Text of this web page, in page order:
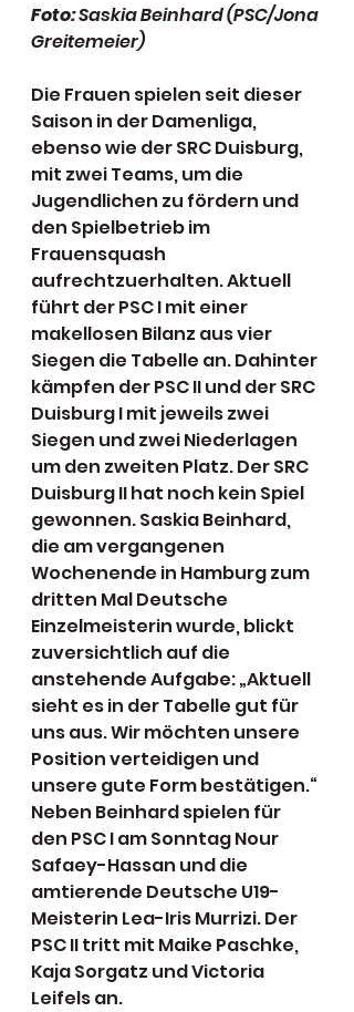
Foto: Saskia Beinhard (PSC/Jona
Greitemeier)
Die Frauen spielen seit dieser
Saison in der Damenliga,
ebenso wie der SRC Duisburg,
mit zwei Teams, um die
Jugendlichen zu fördern und
den Spielbetrieb im
Frauensquash
aufrechtzuerhalten. Aktuell
führt der PSC I mit einer
makellosen Bilanz aus vier
Siegen die Tabelle an. Dahinter
kämpfen der PSC II und der SRC
Duisburg I mit jeweils zwei
Siegen und zwei Niederlagen
um den zweiten Platz. Der SRC
Duisburg II hat noch kein Spiel
gewonnen. Saskia Beinhard,
die am vergangenen
Wochenende in Hamburg zum
dritten Mal Deutsche
Einzelmeisterin wurde, blickt
zuversichtlich auf die
anstehende Aufgabe: „Aktuell
sieht es in der Tabelle gut für
uns aus. Wir möchten unsere
Position verteidigen und
unsere gute Form bestätigen.“
Neben Beinhard spielen für
den PSC I am Sonntag Nour
Safaey-Hassan und die
amtierende Deutsche U19-
Meisterin Lea-Iris Murrizi. Der
PSC II tritt mit Maike Paschke,
Kaja Sorgatz und Victoria
Leifels an.